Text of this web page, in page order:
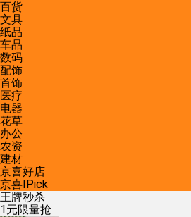
百货
文具
纸品
车品
数码
配饰
首饰
医疗
电器
花草
办公
农资
建材
京喜好店
京喜IPick
王牌秒杀
1元限量抢